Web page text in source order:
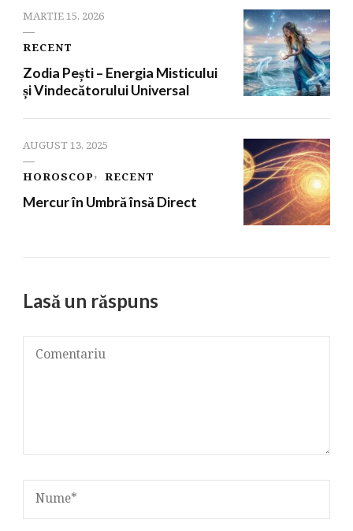
MARTIE 15, 2026
RECENT
Zodia Pești – Energia Misticului
și Vindecătorului Universal
AUGUST 13, 2025
HOROSCOP RECENT
Mercur în Umbră însă Direct
Lasă un răspuns